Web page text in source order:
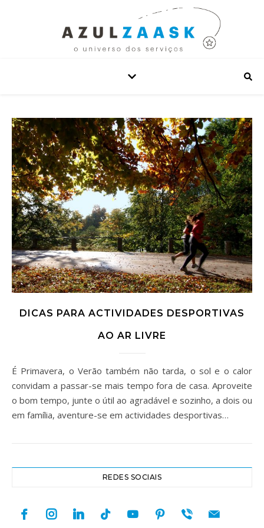
DICAS PARA ACTIVIDADES DESPORTIVAS
AO AR LIVRE
É Primavera, o Verão também não tarda, o sol e o calor
convidam a passar-se mais tempo fora de casa. Aproveite
o bom tempo, junte o útil ao agradável e sozinho, a dois ou
em família, aventure-se em actividades desportivas…
REDES SOCIAIS
facebookinstagramlinkedintiktok youtubepinterest
viber mail